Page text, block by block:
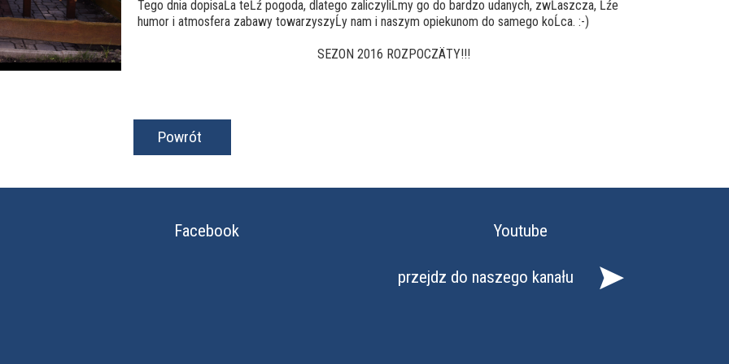
Tego dnia dopisaĹa teĹź pogoda, dlatego zaliczyliĹmy go do bardzo udanych, zwĹaszcza, Ĺźe
humor i atmosfera zabawy towarzyszyĹy nam i naszym opiekunom do samego koĹca. :-)
SEZON 2016 ROZPOCZÄTY!!!
Powrót
Facebook Youtube
przejdz do naszego kanału